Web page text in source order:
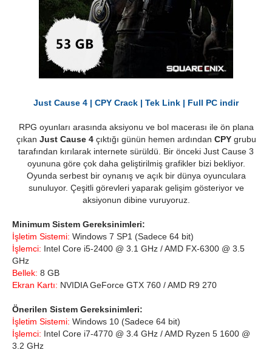
Just Cause 4 | CPY Crack | Tek Link | Full PC indir
RPG oyunları arasında aksiyonu ve bol macerası ile ön plana
çıkan Just Cause 4çıktığı günün hemen ardından CPYgrubu
tarafından kırılarak internete sürüldü. Bir önceki Just Cause 3
oyununa göre çok daha geliştirilmiş grafikler bizi bekliyor.
Oyunda serbest bir oynanış ve açık bir dünya oyunculara
sunuluyor. Çeşitli görevleri yaparak gelişim gösteriyor ve
aksiyonun dibine vuruyoruz.
Minimum Sistem Gereksinimleri:
İşletim Sistemi: Windows 7 SP1 (Sadece 64 bit)
İşlemci: Intel Core i5-2400 @ 3.1 GHz / AMD FX-6300 @ 3.5
GHz
Bellek: 8 GB
Ekran Kartı: NVIDIA GeForce GTX 760 / AMD R9 270
Önerilen Sistem Gereksinimleri:
İşletim Sistemi: Windows 10 (Sadece 64 bit)
İşlemci: Intel Core i7-4770 @ 3.4 GHz / AMD Ryzen 5 1600 @
3.2 GHz